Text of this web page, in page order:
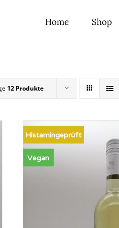
Home Shop
12 Produkte
Histamingeprüft
Vegan